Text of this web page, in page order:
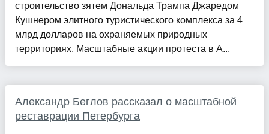
строительство зятем Дональда Трампа Джаредом
Кушнером элитного туристического комплекса за 4
млрд долларов на охраняемых природных
территориях. Масштабные акции протеста в А...
Александр Беглов рассказал о масштабной
реставрации Петербурга